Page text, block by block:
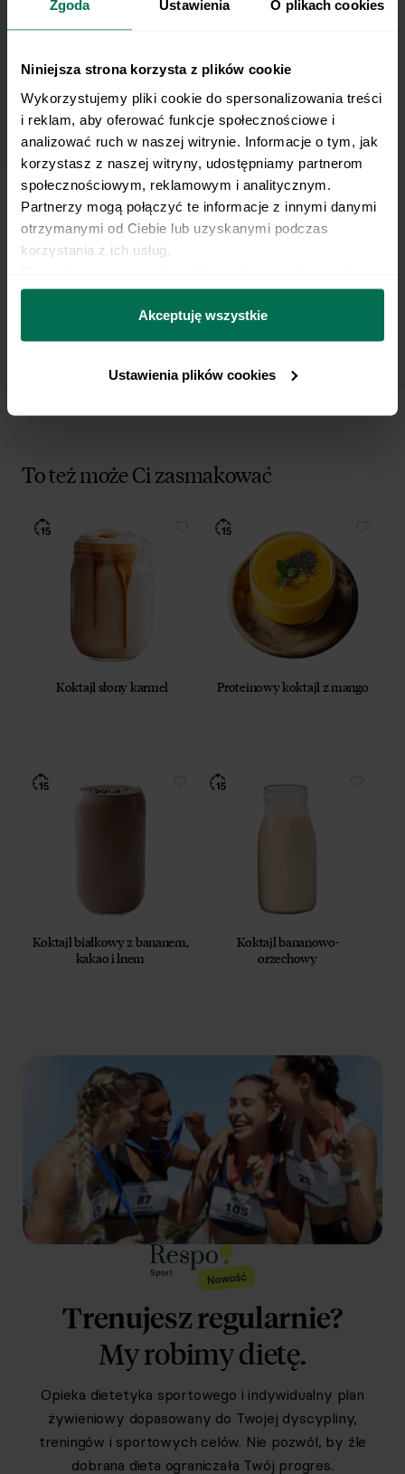
Zgoda Ustawienia O plikach cookies
Niniejsza strona korzysta z plików cookie
Wykorzystujemy pliki cookie do spersonalizowania treści
i reklam, aby oferować funkcje społecznościowe i
analizować ruch w naszej witrynie. Informacje o tym, jak
korzystasz z naszej witryny, udostępniamy partnerom
społecznościowym, reklamowym i analitycznym.
Partnerzy mogą połączyć te informacje z innymi danymi
otrzymanymi od Ciebie lub uzyskanymi podczas
korzystania z ich usług.
można się z nami skontaktować i w jaki sposób
przetwarzamy dane osobowe w ramach
prywatności.
Akceptuję wszystkie
Ustawienia plików cookies
Imię
Email
Wyślij
Wyrażam zgodę na przetwarzanie moich
danych osobowych w celu otrzymywania
polityką prywatności.
To też może Ci zasmakować
Koktajl słony karmel Proteinowy koktajl z mango
Koktajl białkowy z bananem,
kakao i lnem
Koktajl bananowo-
orzechowy
Trenujesz regularnie?
My robimy dietę.
Opieka dietetyka sportowego i indywidualny plan
żywieniowy dopasowany do Twojej dyscypliny,
treningów i sportowych celów. Nie pozwól, by źle
dobrana dieta ograniczała Twój progres.